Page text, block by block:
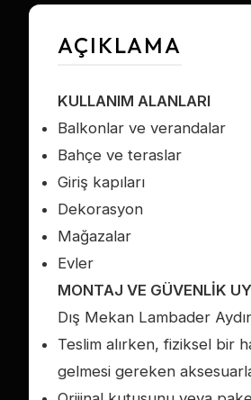
AÇIKLAMA
KULLANIM ALANLARI
Balkonlar ve verandalar
Bahçe ve teraslar
Giriş kapıları
Dekorasyon
Mağazalar
Evler
MONTAJ VE GÜVENLİK
Dış Mekan Lambader
Teslim alırken, fiziksel bir
gelmesi gereken